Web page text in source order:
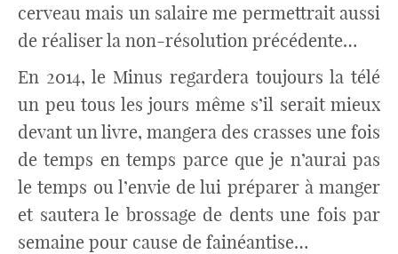
cerveau mais un salaire me permettrait aussi
de réaliser la non-résolution précédente…
En 2014, le Minus regardera toujours la télé
un peu tous les jours même s’il serait mieux
devant un livre, mangera des crasses une fois
de temps en temps parce que je n’aurai pas
le temps ou l’envie de lui préparer à manger
et sautera le brossage de dents une fois par
semaine pour cause de fainéantise…